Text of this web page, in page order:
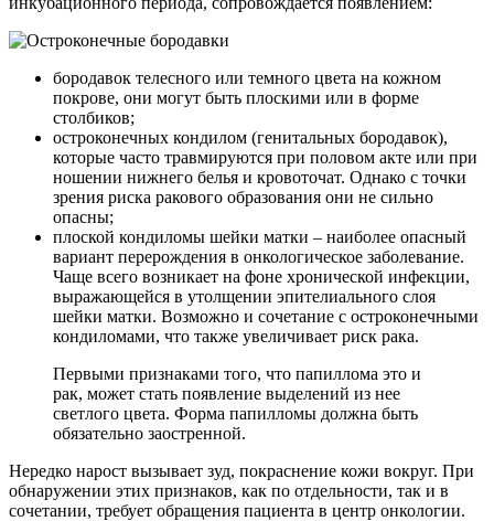
бородавок телесного или темного цвета на кожном
покрове, они могут быть плоскими или в форме
столбиков;
остроконечных кондилом (генитальных бородавок),
которые часто травмируются при половом акте или при
ношении нижнего белья и кровоточат. Однако с точки
зрения риска ракового образования они не сильно
опасны;
плоской кондиломы шейки матки – наиболее опасный
вариант перерождения в онкологическое заболевание.
Чаще всего возникает на фоне хронической инфекции,
выражающейся в утолщении эпителиального слоя
шейки матки. Возможно и сочетание с остроконечными
кондиломами, что также увеличивает риск рака.
Первыми признаками того, что папиллома это и
рак, может стать появление выделений из нее
светлого цвета. Форма папилломы должна быть
обязательно заостренной.
Нередко нарост вызывает зуд, покраснение кожи вокруг. При
обнаружении этих признаков, как по отдельности, так и в
сочетании, требует обращения пациента в центр онкологии.